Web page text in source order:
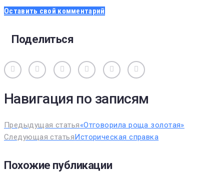
Оставить свой комментарий
Поделиться
ВконтактеОдноклассники
FacebookTwitter Google+
Навигация по записям
Предыдущая статья«Отговорила роща золотая»
Следующая статьяИсторическая справка
Похожие публикации